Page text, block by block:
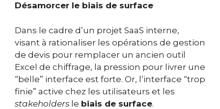
Désamorcer le biais de surface
Dans le cadre d’un projet SaaS interne,
visant à rationaliser les opérations de gestion
de devis pour remplacer un ancien outil
Excel de chiffrage, la pression pour livrer une
“belle” interface est forte. Or, l’interface “trop
finie” active chez les utilisateurs et les
stakeholders le biais de surface.